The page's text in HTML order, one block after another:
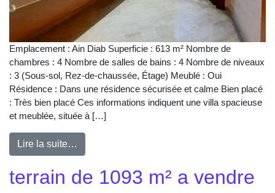
Emplacement : Ain Diab Superficie : 613 m² Nombre de
chambres : 4 Nombre de salles de bains : 4 Nombre de niveaux
: 3 (Sous-sol, Rez-de-chaussée, Étage) Meublé : Oui
Résidence : Dans une résidence sécurisée et calme Bien placé
: Très bien placé Ces informations indiquent une villa spacieuse
et meublée, située à […]
Lire la suite…
terrain de 1093 m² a vendre